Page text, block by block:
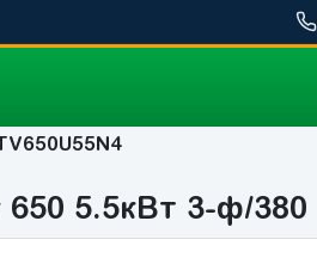
5.5кВт 3-ф/380